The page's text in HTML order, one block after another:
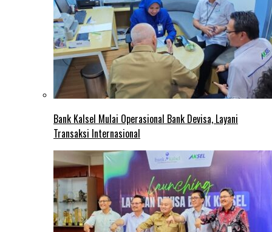
Bank Kalsel Mulai Operasional Bank Devisa, Layani
Transaksi Internasional